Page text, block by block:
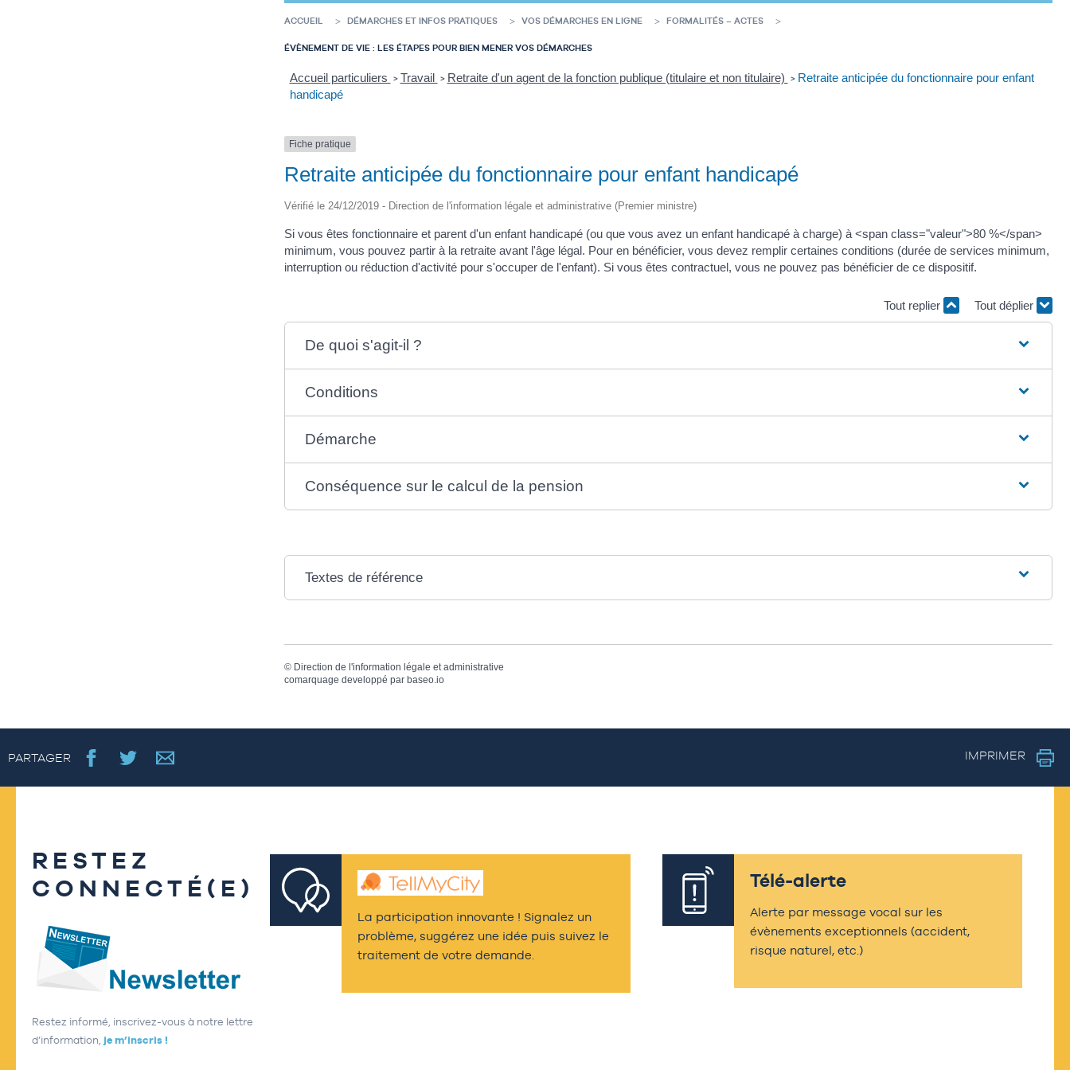
ACCUEIL DÉMARCHES ET INFOS PRATIQUES VOS DÉMARCHES EN LIGNE FORMALITÉS – ACTES
ÉVÈNEMENT DE VIE : LES ÉTAPES POUR BIEN MENER VOS DÉMARCHES
Accueil particuliers > Travail > Retraite d'un agent de la fonction publique (titulaire et non titulaire) > Retraite anticipée du fonctionnaire pour enfant
handicapé
Fiche pratique
Retraite anticipée du fonctionnaire pour enfant handicapé
Vérifié le 24/12/2019 - Direction de l'information légale et administrative (Premier ministre)
Si vous êtes fonctionnaire et parent d'un enfant handicapé (ou que vous avez un enfant handicapé à charge) à <span class="valeur">80 %</span>
minimum, vous pouvez partir à la retraite avant l'âge légal. Pour en bénéficier, vous devez remplir certaines conditions (durée de services minimum,
interruption ou réduction d'activité pour s'occuper de l'enfant). Si vous êtes contractuel, vous ne pouvez pas bénéficier de ce dispositif.
Tout replier Tout déplier
De quoi s'agit-il ?
Conditions
Démarche
Conséquence sur le calcul de la pension
Textes de référence
© Direction de l'information légale et administrative
comarquage developpé par baseo.io
PARTAGER IMPRIMER
RESTEZ
CONNECTÉ(E)
Restez informé, inscrivez-vous à notre lettre
d’information, je m’inscris !
La participation innovante ! Signalez un
problème, suggérez une idée puis suivez le
traitement de votre demande.
Télé-alerte
Alerte par message vocal sur les
évènements exceptionnels (accident,
risque naturel, etc.)